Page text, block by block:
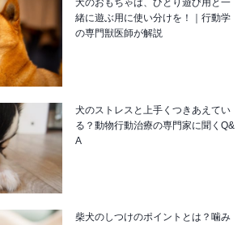
犬のおもちゃは、ひとり遊び用と一
緒に遊ぶ用に使い分けを！｜行動学
の専門獣医師が解説
犬のストレスと上手くつきあえてい
る？動物行動治療の専門家に聞くQ&
A
柴犬のしつけのポイントとは？噛み